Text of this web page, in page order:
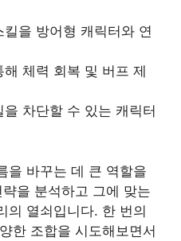
을 방어형 캐릭터와 연
체력 회복 및 버프 제
차단할 수 있는 캐릭터
을 바꾸는 데 큰 역할을
을 분석하고 그에 맞는
의 열쇠입니다. 한 번의
한 조합을 시도해보면서